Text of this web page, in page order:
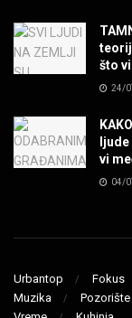
što
24/
vi
04/
Urbantop Fokus
Muzika
Pozorište